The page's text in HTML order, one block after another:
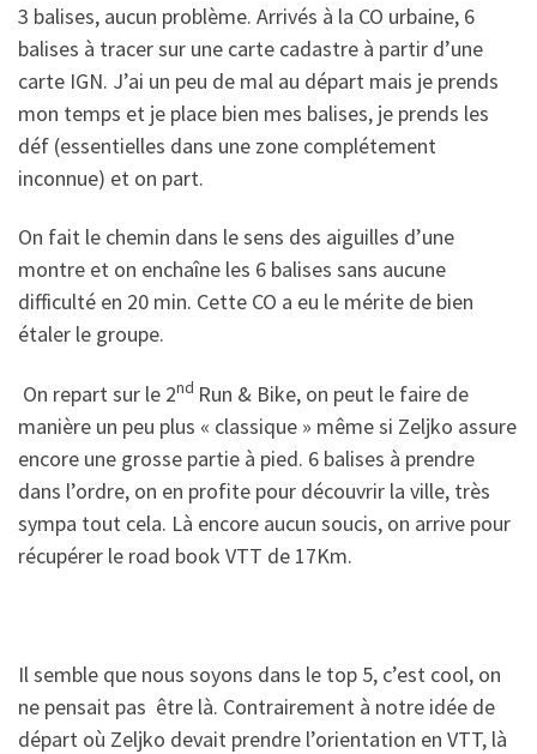
3 balises, aucun problème. Arrivés à la CO urbaine, 6
balises à tracer sur une carte cadastre à partir d’une
carte IGN. J’ai un peu de mal au départ mais je prends
mon temps et je place bien mes balises, je prends les
déf (essentielles dans une zone complétement
inconnue) et on part.
On fait le chemin dans le sens des aiguilles d’une
montre et on enchaîne les 6 balises sans aucune
difficulté en 20 min. Cette CO a eu le mérite de bien
étaler le groupe.
On repart sur le 2nd Run & Bike, on peut le faire de
manière un peu plus « classique » même si Zeljko assure
encore une grosse partie à pied. 6 balises à prendre
dans l’ordre, on en profite pour découvrir la ville, très
sympa tout cela. Là encore aucun soucis, on arrive pour
récupérer le road book VTT de 17Km.
Il semble que nous soyons dans le top 5, c’est cool, on
ne pensait pas être là. Contrairement à notre idée de
départ où Zeljko devait prendre l’orientation en VTT, là